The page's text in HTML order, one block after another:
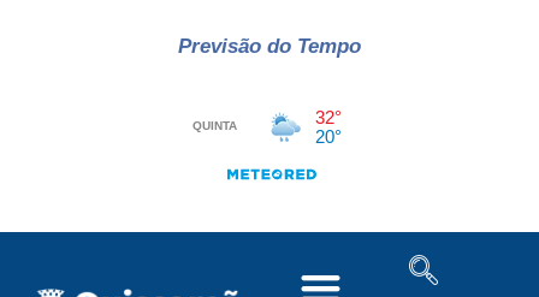
Previsão do Tempo